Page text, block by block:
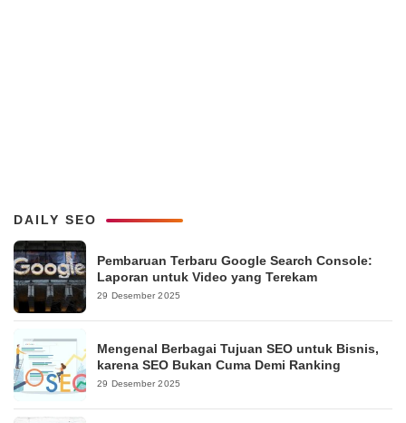
DAILY SEO
Pembaruan Terbaru Google Search Console:
Laporan untuk Video yang Terekam
29 Desember 2025
Mengenal Berbagai Tujuan SEO untuk Bisnis,
karena SEO Bukan Cuma Demi Ranking
29 Desember 2025